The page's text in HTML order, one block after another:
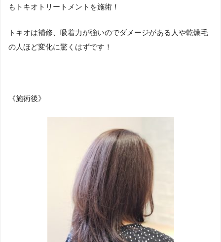
もトキオトリートメントを施術！
トキオは補修、吸着力が強いのでダメージがある人や乾燥毛
の人ほど変化に驚くはずです！
《施術後》